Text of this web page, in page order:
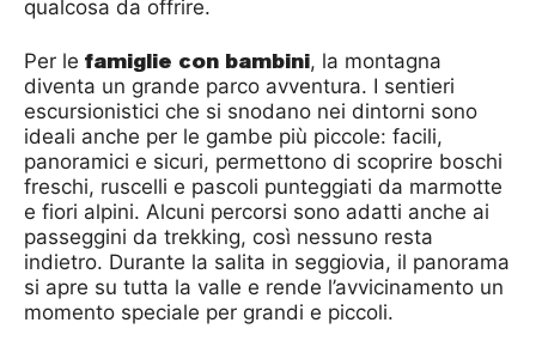
qualcosa da offrire.
Per lefamiglie con bambini, la montagna
diventa un grande parco avventura. I sentieri
escursionistici che si snodano nei dintorni sono
ideali anche per le gambe più piccole: facili,
panoramici e sicuri, permettono di scoprire boschi
freschi, ruscelli e pascoli punteggiati da marmotte
e fiori alpini. Alcuni percorsi sono adatti anche ai
passeggini da trekking, così nessuno resta
indietro. Durante la salita in seggiovia, il panorama
si apre su tutta la valle e rende l’avvicinamento un
momento speciale per grandi e piccoli.